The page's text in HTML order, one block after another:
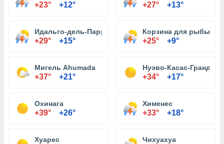
+23° +12° +27° +13°
Идальго-дель-Парраль
+29° +15°
Корзина для рыбы
+25° +9°
Мигель Ahumada
+37° +21°
Нуэво-Касас-Грандес
+34° +17°
Охинага
+39° +26°
Хименес
+33° +18°
Хуарес Чихуахуа